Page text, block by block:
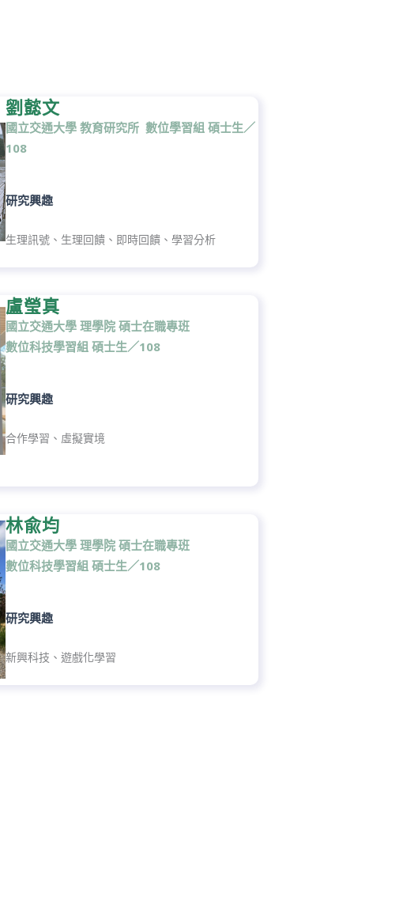
劉懿文
國立交通大學 教育研究所 數位學習組 碩士生／
108
研究興趣
生理訊號、生理回饋、即時回饋、學習分析
盧瑩真
國立交通大學 理學院 碩士在職專班
數位科技學習組 碩士生／108
研究興趣
合作學習、虛擬實境
林兪均
國立交通大學 理學院 碩士在職專班
數位科技學習組 碩士生／108
研究興趣
新興科技、遊戲化學習